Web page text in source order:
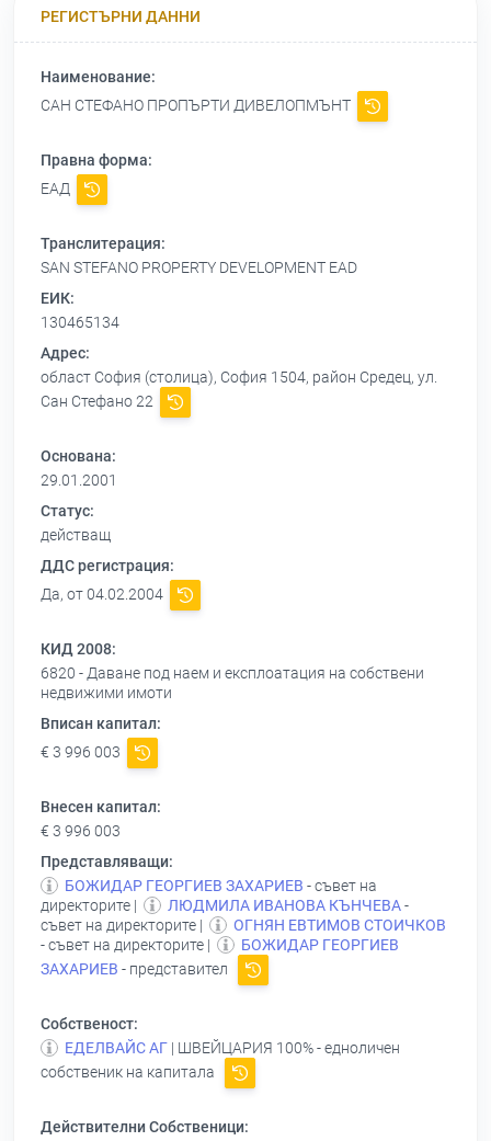
РЕГИСТЪРНИ ДАННИ
Наименование:
САН СТЕФАНО ПРОПЪРТИ ДИВЕЛОПМЪНТ
Правна форма:
ЕАД
Транслитерация:
SAN STEFANO PROPERTY DEVELOPMENT EAD
ЕИК:
130465134
Адрес:
област София (столица), София 1504, район Средец, ул.
Сан Стефано 22
Основана:
29.01.2001
Статус:
действащ
ДДС регистрация:
Да, от 04.02.2004
КИД 2008:
6820 - Даване под наем и експлоатация на собствени
недвижими имоти
Вписан капитал:
€ 3 996 003
Внесен капитал:
€ 3 996 003
Представляващи:
БОЖИДАР ГЕОРГИЕВ ЗАХАРИЕВ - съвет на
директорите |
ЛЮДМИЛА ИВАНОВА КЪНЧЕВА-
съвет на директорите |
ОГНЯН ЕВТИМОВ СТОИЧКОВ
- съвет на директорите |
БОЖИДАР ГЕОРГИЕВ
ЗАХАРИЕВ - представител
Собственост:
ЕДЕЛВАЙС АГ | ШВЕЙЦАРИЯ 100% - едноличен
собственик на капитала
Действителни Собственици: